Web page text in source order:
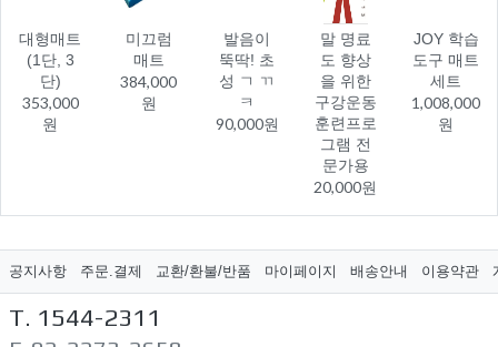
대형매트
(1단, 3
단)
353,000
원
미끄럼
매트
384,000
원
발음이
뚝딱! 초
성 ㄱ ㄲ
ㅋ
90,000원
말 명료
도 향상
을 위한
구강운동
훈련프로
그램 전
문가용
20,000원
JOY 학습
도구 매트
세트
1,008,000
원
공지사항 주문.결제 교환/환불/반품 마이페이지 배송안내 이용약관
T. 1544-2311